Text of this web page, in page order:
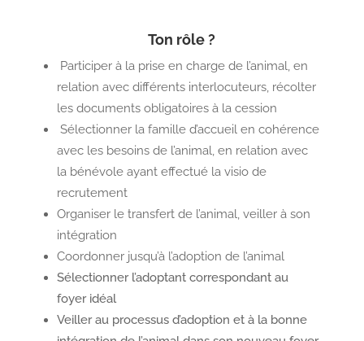
Ton rôle ?
Participer à la prise en charge de l’animal, en
relation avec différents interlocuteurs, récolter
les documents obligatoires à la cession
Sélectionner la famille d’accueil en cohérence
avec les besoins de l’animal, en relation avec
la bénévole ayant effectué la visio de
recrutement
Organiser le transfert de l’animal, veiller à son
intégration
Coordonner jusqu’à l’adoption de l’animal
Sélectionner l’adoptant correspondant au
foyer idéal
Veiller au processus d’adoption et à la bonne